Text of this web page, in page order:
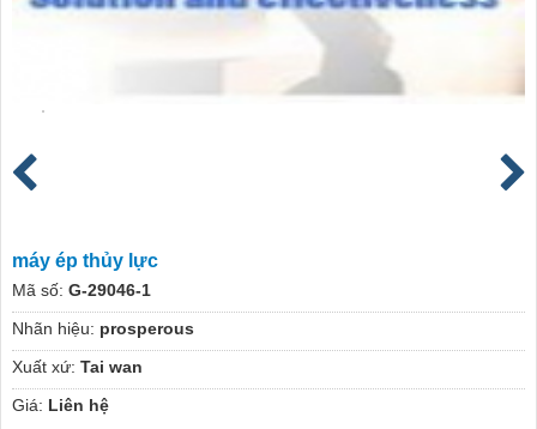
máy ép thủy lực
Mã số: G-29046-1
Nhãn hiệu: prosperous
Xuất xứ: Tai wan
Giá: Liên hệ